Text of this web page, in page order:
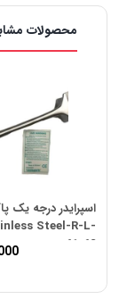
محصولات
اسپرایدر درجه یک
Steel-R-L-
61-62